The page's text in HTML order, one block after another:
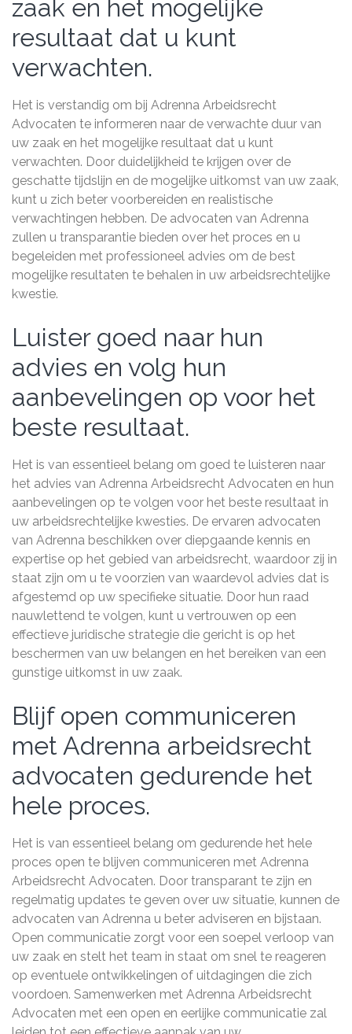
zaak en het mogelijke
resultaat dat u kunt
verwachten.
Het is verstandig om bij Adrenna Arbeidsrecht
Advocaten te informeren naar de verwachte duur van
uw zaak en het mogelijke resultaat dat u kunt
verwachten. Door duidelijkheid te krijgen over de
geschatte tijdslijn en de mogelijke uitkomst van uw zaak,
kunt u zich beter voorbereiden en realistische
verwachtingen hebben. De advocaten van Adrenna
zullen u transparantie bieden over het proces en u
begeleiden met professioneel advies om de best
mogelijke resultaten te behalen in uw arbeidsrechtelijke
kwestie.
Luister goed naar hun
advies en volg hun
aanbevelingen op voor het
beste resultaat.
Het is van essentieel belang om goed te luisteren naar
het advies van Adrenna Arbeidsrecht Advocaten en hun
aanbevelingen op te volgen voor het beste resultaat in
uw arbeidsrechtelijke kwesties. De ervaren advocaten
van Adrenna beschikken over diepgaande kennis en
expertise op het gebied van arbeidsrecht, waardoor zij in
staat zijn om u te voorzien van waardevol advies dat is
afgestemd op uw specifieke situatie. Door hun raad
nauwlettend te volgen, kunt u vertrouwen op een
effectieve juridische strategie die gericht is op het
beschermen van uw belangen en het bereiken van een
gunstige uitkomst in uw zaak.
Blijf open communiceren
met Adrenna arbeidsrecht
advocaten gedurende het
hele proces.
Het is van essentieel belang om gedurende het hele
proces open te blijven communiceren met Adrenna
Arbeidsrecht Advocaten. Door transparant te zijn en
regelmatig updates te geven over uw situatie, kunnen de
advocaten van Adrenna u beter adviseren en bijstaan.
Open communicatie zorgt voor een soepel verloop van
uw zaak en stelt het team in staat om snel te reageren
op eventuele ontwikkelingen of uitdagingen die zich
voordoen. Samenwerken met Adrenna Arbeidsrecht
Advocaten met een open en eerlijke communicatie zal